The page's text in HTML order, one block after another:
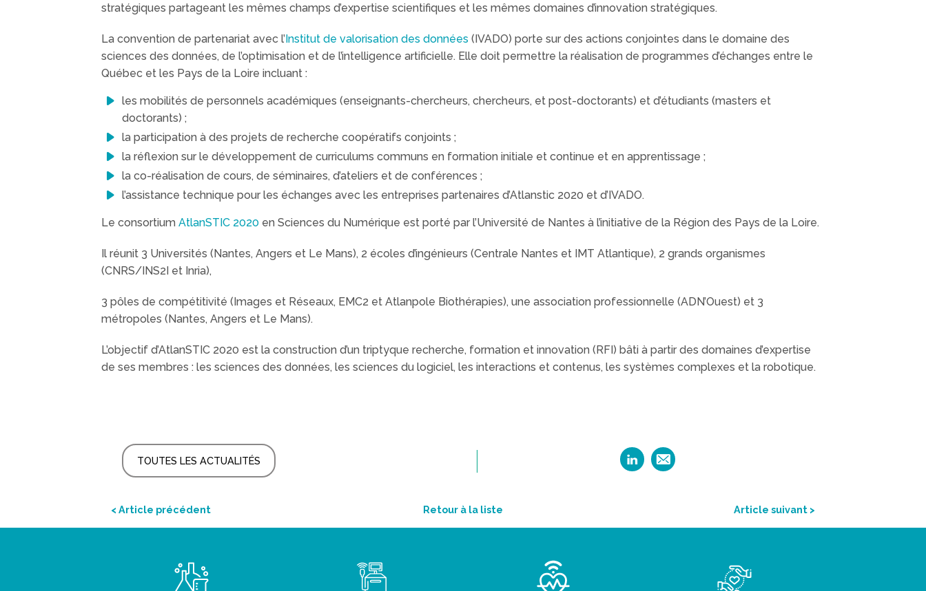
stratégiques partageant les mêmes champs d’expertise scientifiques et les mêmes domaines d’innovation stratégiques.
La convention de partenariat avec l’Institut de valorisation des données (IVADO) porte sur des actions conjointes dans le domaine des
sciences des données, de l’optimisation et de l’intelligence artificielle. Elle doit permettre la réalisation de programmes d’échanges entre le
Québec et les Pays de la Loire incluant :
les mobilités de personnels académiques (enseignants-chercheurs, chercheurs, et post-doctorants) et d’étudiants (masters et
doctorants) ;
la participation à des projets de recherche coopératifs conjoints ;
la réflexion sur le développement de curriculums communs en formation initiale et continue et en apprentissage ;
la co-réalisation de cours, de séminaires, d’ateliers et de conférences ;
l’assistance technique pour les échanges avec les entreprises partenaires d’Atlanstic 2020 et d’IVADO.
Le consortium AtlanSTIC 2020 en Sciences du Numérique est porté par l’Université de Nantes à l’initiative de la Région des Pays de la Loire.
Il réunit 3 Universités (Nantes, Angers et Le Mans), 2 écoles d’ingénieurs (Centrale Nantes et IMT Atlantique), 2 grands organismes
(CNRS/INS2I et Inria),
3 pôles de compétitivité (Images et Réseaux, EMC2 et Atlanpole Biothérapies), une association professionnelle (ADN’Ouest) et 3
métropoles (Nantes, Angers et Le Mans).
L’objectif d’AtlanSTIC 2020 est la construction d’un triptyque recherche, formation et innovation (RFI) bâti à partir des domaines d’expertise
de ses membres : les sciences des données, les sciences du logiciel, les interactions et contenus, les systèmes complexes et la robotique.
TOUTES LES ACTUALITÉS
< Article précédent Retour à la liste Article suivant >